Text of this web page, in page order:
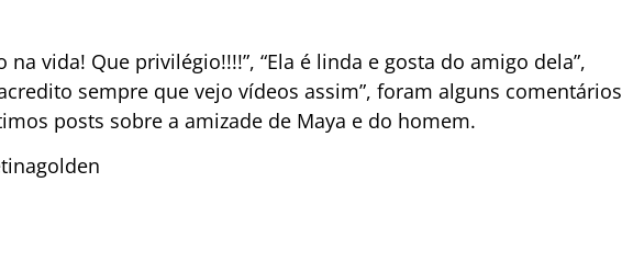
vida! Que privilégio!!!!”, “Ela é linda e gosta do amigo dela”,
sempre que vejo vídeos assim”, foram alguns comentários
posts sobre a amizade de Maya e do homem.